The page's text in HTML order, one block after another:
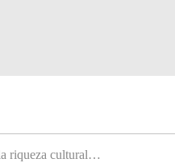
riqueza cultural…